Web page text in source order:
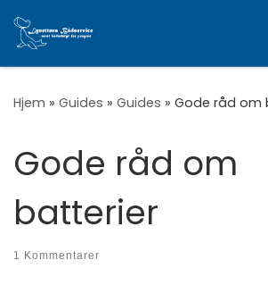
Vis hele indholdet
Hjem » Guides » Guides » Gode råd om
Gode råd om
batterier
1 Kommentarer